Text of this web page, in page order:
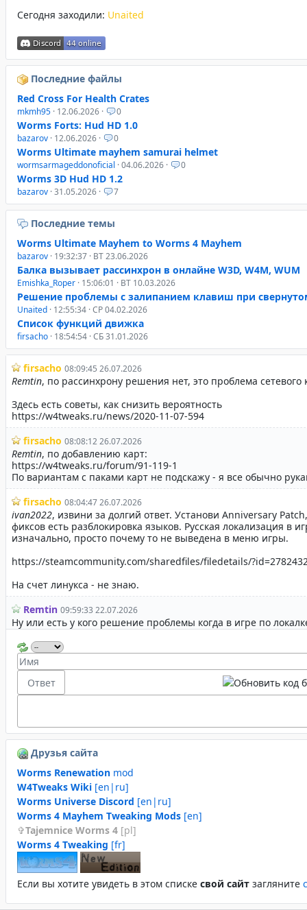
Сегодня заходили: Unaited
Последние файлы
Red Cross For Health Crates
mkmh95 · 12.06.2026 · 0
Worms Forts: Hud HD 1.0
bazarov · 12.06.2026 · 0
Worms Ultimate mayhem samurai helmet
wormsarmageddonoficial · 04.06.2026 · 0
Worms 3D Hud HD 1.2
bazarov · 31.05.2026 · 7
Последние темы
Worms Ultimate Mayhem to Worms 4 Mayhem
bazarov · 19:32:37 · ВТ 23.06.2026
Балка вызывает рассинхрон в онлайне W3D, W4M, WUM
Emishka_Roper · 15:06:01 · ВТ 10.03.2026
Решение проблемы с залипанием клавиш при
Unaited · 12:55:34 · СР 04.02.2026
Список функций движка
firsacho · 18:54:54 · СБ 31.01.2026
Друзья сайта
Worms Renewation mod
W4Tweaks Wiki [en|ru]
Worms Universe Discord [en|ru]
Worms 4 Mayhem Tweaking Mods [en]
Tajemnice Worms 4 [pl]
Worms 4 Tweaking [fr]
Если вы хотите увидеть в этом спиcке свой сайт загляните